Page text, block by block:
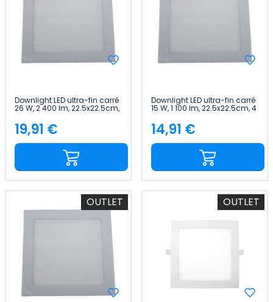
Downlight LED ultra-fin carré
26 W, 2 400 lm, 22.5x22.5cm,
Leader
Price
19,91 €
Downlight LED ultra-fin carré
15 W, 1 100 lm, 22.5x22.5cm, 4
Leader
Price
14,91 €
OUTLET OUTLET